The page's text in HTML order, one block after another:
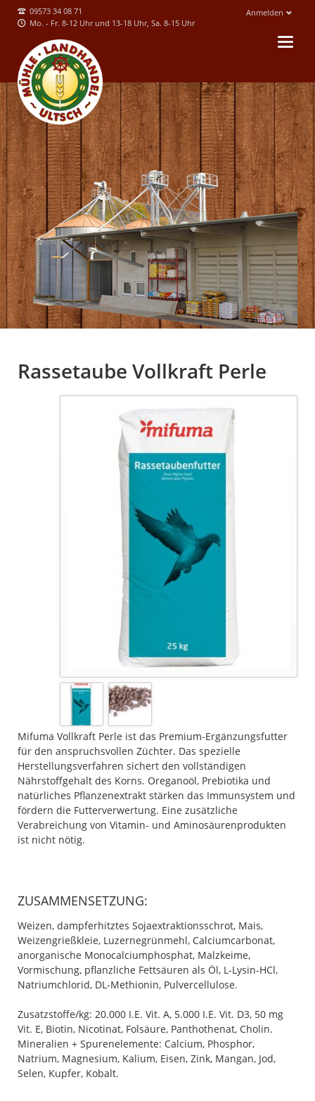
09573 34 08 71
Mo. - Fr. 8-12 Uhr und 13-18 Uhr, Sa. 8-15 Uhr
Anmelden
Rassetaube Vollkraft Perle
Mifuma Vollkraft Perle ist das Premium-Ergänzungsfutter
für den anspruchsvollen Züchter. Das spezielle
Herstellungsverfahren sichert den vollständigen
Nährstoffgehalt des Korns. Oreganoöl, Prebiotika und
natürliches Pflanzenextrakt stärken das Immunsystem und
fördern die Futterverwertung. Eine zusätzliche
Verabreichung von Vitamin- und Aminosäurenprodukten
ist nicht nötig.
ZUSAMMENSETZUNG:
Weizen, dampferhitztes Sojaextraktionsschrot, Mais,
Weizengrießkleie, Luzernegrünmehl, Calciumcarbonat,
anorganische Monocalciumphosphat, Malzkeime,
Vormischung, pflanzliche Fettsäuren als Öl, L-Lysin-HCl,
Natriumchlorid, DL-Methionin, Pulvercellulose.
Zusatzstoffe/kg: 20.000 I.E. Vit. A, 5.000 I.E. Vit. D3, 50 mg
Vit. E, Biotin, Nicotinat, Folsäure, Panthothenat, Cholin.
Mineralien + Spurenelemente: Calcium, Phosphor,
Natrium, Magnesium, Kalium, Eisen, Zink, Mangan, Jod,
Selen, Kupfer, Kobalt.